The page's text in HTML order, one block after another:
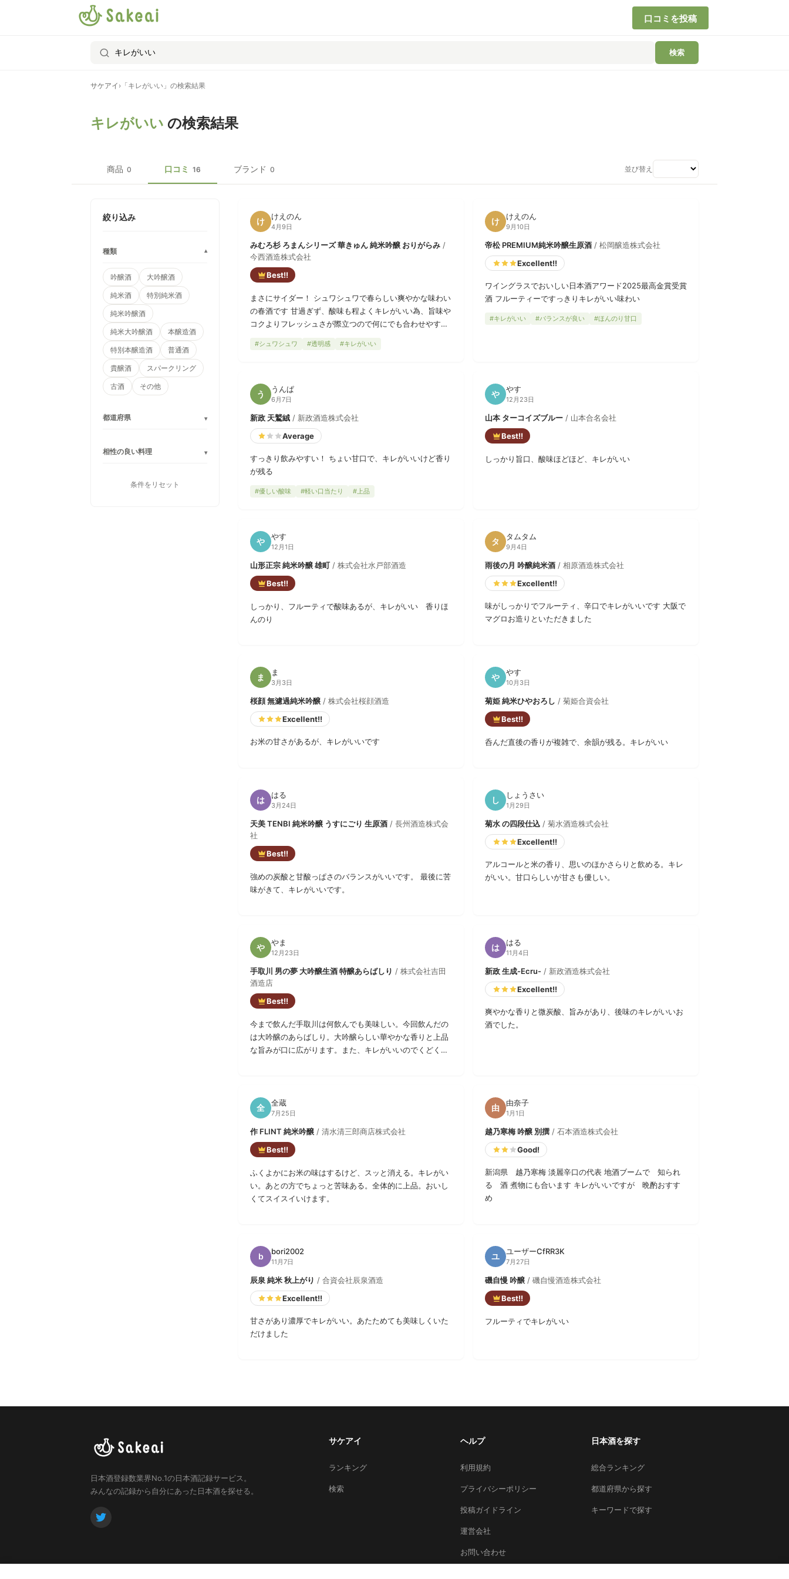
口コミを投稿
検索
サケアイ › 「キレがいい」の検索結果
キレがいい の検索結果
商品 0 口コミ 16 ブランド 0 並び替え
絞り込み
種類 ▾
吟醸酒 大吟醸酒
純米酒 特別純米酒
純米吟醸酒
純米大吟醸酒 本醸造酒
特別本醸造酒 普通酒
貴醸酒 スパークリング
古酒 その他
都道府県 ▾
相性の良い料理 ▾
条件をリセット
け けえのん
4月9日
みむろ杉 ろまんシリーズ 華きゅん 純米吟醸 おりがらみ /
今西酒造株式会社
Best!!
まさにサイダー！ シュワシュワで春らしい爽やかな味わい
の春酒です 甘過ぎず、酸味も程よくキレがいい為、旨味や
コクよりフレッシュさが際立つので何にでも合わせやすく
ので炭酸ジュースの代わりにぐびぐび飲んでしまいそうな1
#シュワシュワ #透明感 #キレがいい
け けえのん
9月10日
帝松 PREMIUM純米吟醸生原酒 / 松岡醸造株式会社
Excellent!!
ワイングラスでおいしい日本酒アワード2025最高金賞受賞
酒 フルーティーですっきりキレがいい味わい
#キレがいい #バランスが良い #ほんのり甘口
う うんぱ
6月7日
新政 天鷲絨 / 新政酒造株式会社
Average
すっきり飲みやすい！ ちょい甘口で、キレがいいけど香り
が残る
#優しい酸味 #軽い口当たり #上品
や やす
12月23日
山本 ターコイズブルー / 山本合名会社
Best!!
しっかり旨口、酸味ほどほど、キレがいい
や やす
12月1日
山形正宗 純米吟醸 雄町 / 株式会社水戸部酒造
Best!!
しっかり、フルーティで酸味あるが、キレがいい 香りほ
んのり
タ タムタム
9月4日
雨後の月 吟醸純米酒 / 相原酒造株式会社
Excellent!!
味がしっかりでフルーティ、辛口でキレがいいです 大阪で
マグロお造りといただきました
ま ま
3月3日
桜顔 無濾過純米吟醸 / 株式会社桜顔酒造
Excellent!!
お米の甘さがあるが、キレがいいです
や やす
10月3日
菊姫 純米ひやおろし / 菊姫合資会社
Best!!
呑んだ直後の香りが複雑で、余韻が残る。キレがいい
は はる
3月24日
天美 TENBI 純米吟醸 うすにごり 生原酒 / 長州酒造株式会
社
Best!!
強めの炭酸と甘酸っぱさのバランスがいいです。 最後に苦
味がきて、キレがいいです。
し しょうさい
1月29日
菊水 の四段仕込 / 菊水酒造株式会社
Excellent!!
アルコールと米の香り、思いのほかさらりと飲める。キレ
がいい。甘口らしいが甘さも優しい。
や やま
12月23日
手取川 男の夢 大吟醸生酒 特醸あらばしり / 株式会社吉田
酒造店
Best!!
今まで飲んだ手取川は何飲んでも美味しい。今回飲んだの
は大吟醸のあらばしり。大吟醸らしい華やかな香りと上品
な旨みが口に広がります。また、キレがいいのでくどくな
は はる
11月4日
新政 生成-Ecru- / 新政酒造株式会社
Excellent!!
爽やかな香りと微炭酸、旨みがあり、後味のキレがいいお
酒でした。
全 全蔵
7月25日
作 FLINT 純米吟醸 / 清水清三郎商店株式会社
Best!!
ふくよかにお米の味はするけど、スッと消える。キレがい
い。あとの方でちょっと苦味ある。全体的に上品。おいし
くてスイスイいけます。
由 由奈子
1月1日
越乃寒梅 吟醸 別撰 / 石本酒造株式会社
Good!
新潟県 越乃寒梅 淡麗辛口の代表 地酒ブームで 知られ
る 酒 煮物にも合います キレがいいですが 晩酌おすす
め
b bori2002
11月7日
辰泉 純米 秋上がり / 合資会社辰泉酒造
Excellent!!
甘さがあり濃厚でキレがいい。あたためても美味しくいた
だけました
ユ ユーザーCfRR3K
7月27日
磯自慢 吟醸 / 磯自慢酒造株式会社
Best!!
フルーティでキレがいい
日本酒登録数業界No.1の日本酒記録サービス。
みんなの記録から自分にあった日本酒を探せる。
サケアイ
ランキング
検索
ヘルプ
利用規約
プライバシーポリシー
投稿ガイドライン
運営会社
お問い合わせ
日本酒を探す
総合ランキング
都道府県から探す
キーワードで探す